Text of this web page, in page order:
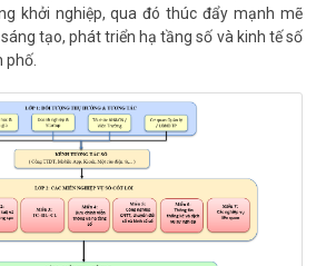
khởi nghiệp, qua đó thúc đẩy mạnh mẽ
tạo, phát triển hạ tầng số và kinh tế số
phố.